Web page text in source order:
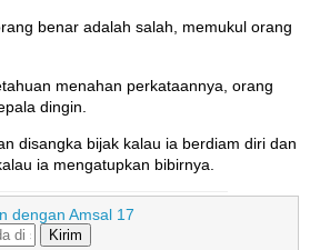
benar adalah salah, memukul orang
menahan perkataannya, orang
dingin.
disangka bijak kalau ia berdiam diri dan
ia mengatupkan bibirnya.
dengan Amsal 17
Kirim